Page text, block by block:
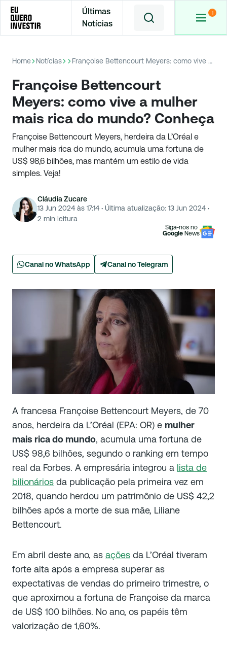
Últimas
Notícias
Home Notícias Françoise Bettencourt Meyers: como vive a mulher mais rica do mundo? Conheça
Françoise Bettencourt
Meyers: como vive a mulher
mais rica do mundo? Conheça
Françoise Bettencourt Meyers, herdeira da L’Oréal e
mulher mais rica do mundo, acumula uma fortuna de
US$ 98,6 bilhões, mas mantém um estilo de vida
simples. Veja!
Cláudia Zucare
13 Jun 2024 às 17:14 · Última atualização: 13 Jun 2024 ·
2 min leitura
Siga-nos no
Google News
Canal no WhatsApp Canal no Telegram
A francesa Françoise Bettencourt Meyers, de 70
anos, herdeira da L’Oréal (EPA: OR) e mulher
mais rica do mundo, acumula uma fortuna de
US$ 98,6 bilhões, segundo o ranking em tempo
real da Forbes. A empresária integrou a lista de
bilionários da publicação pela primeira vez em
2018, quando herdou um patrimônio de US$ 42,2
bilhões após a morte de sua mãe, Liliane
Bettencourt.
Em abril deste ano, as ações da L’Oréal tiveram
forte alta após a empresa superar as
expectativas de vendas do primeiro trimestre, o
que aproximou a fortuna de Françoise da marca
de US$ 100 bilhões. No ano, os papéis têm
valorização de 1,60%.